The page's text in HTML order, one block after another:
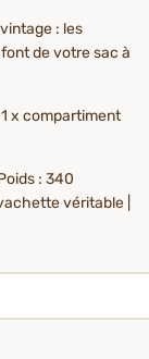
: les
de votre sac à
x compartiment
: 340
véritable |